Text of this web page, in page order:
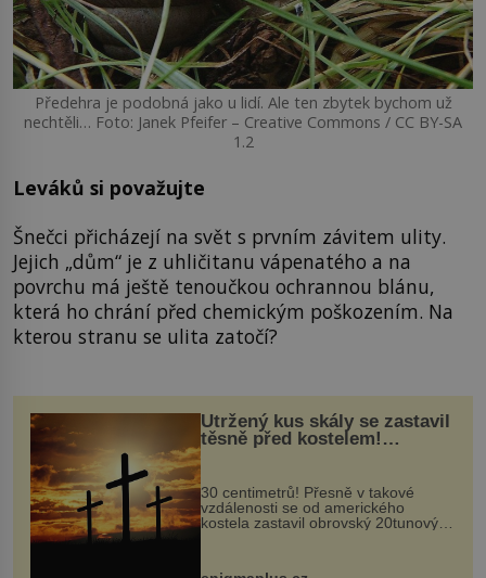
Předehra je podobná jako u lidí. Ale ten zbytek bychom už
nechtěli… Foto: Janek Pfeifer – Creative Commons / CC BY-SA
1.2
Leváků si považujte
Šnečci přicházejí na svět s prvním závitem ulity.
Jejich „dům“ je z uhličitanu vápenatého a na
povrchu má ještě tenoučkou ochrannou blánu,
která ho chrání před chemickým poškozením. Na
kterou stranu se ulita zatočí?
Utržený kus skály se zastavil
těsně před kostelem!
Ochránila ho boží síla?
30 centimetrů! Přesně v takové
vzdálenosti se od amerického
kostela zastavil obrovský 20tunový